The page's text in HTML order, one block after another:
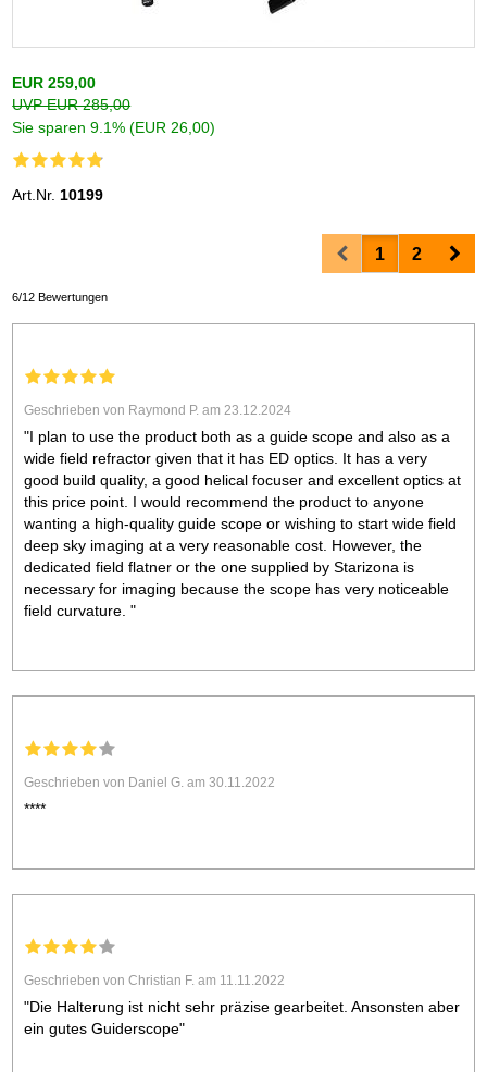
EUR 259,00
UVP EUR 285,00
Sie sparen 9.1% (EUR 26,00)
Art.Nr. 10199
Prev1 2
6/12 Bewertungen
Geschrieben von Raymond P. am 23.12.2024
"I plan to use the product both as a guide scope and also as a
wide field refractor given that it has ED optics. It has a very
good build quality, a good helical focuser and excellent optics at
this price point. I would recommend the product to anyone
wanting a high-quality guide scope or wishing to start wide field
deep sky imaging at a very reasonable cost. However, the
dedicated field flatner or the one supplied by Starizona is
necessary for imaging because the scope has very noticeable
field curvature. "
Geschrieben von Daniel G. am 30.11.2022
****
Geschrieben von Christian F. am 11.11.2022
"Die Halterung ist nicht sehr präzise gearbeitet. Ansonsten aber
ein gutes Guiderscope"